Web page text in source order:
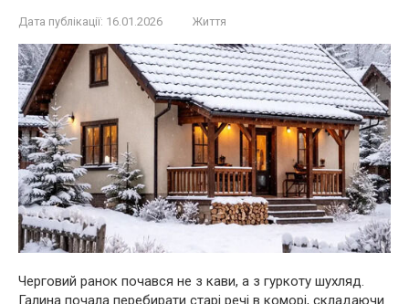
Дата публікації: 16.01.2026 Життя
Черговий ранок почався не з кави, а з гуркоту шухляд.
Галина почала перебирати старі речі в коморі, складаючи